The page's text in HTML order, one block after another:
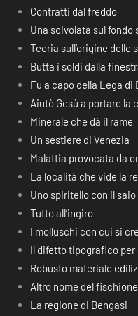
Contratti dal freddo
Una scivolata sul fondo
Teoria sull’origine delle
Butta i soldi dalla
Fu a capo della Lega di
Aiutò Gesù a portare la
Minerale che dà il rame
Un sestiere di Venezia
Malattia provocata da
La località che vide la
Uno spiritello con il
Tutto all’ingiro
I molluschi con cui si
Il difetto tipografico
Robusto materiale
Altro nome del fischione
La regione di Bengasi